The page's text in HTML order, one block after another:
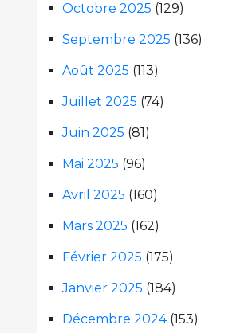
Octobre 2025 (129)
Septembre 2025 (136)
Août 2025 (113)
Juillet 2025 (74)
Juin 2025 (81)
Mai 2025 (96)
Avril 2025 (160)
Mars 2025 (162)
Février 2025 (175)
Janvier 2025 (184)
Décembre 2024(153)